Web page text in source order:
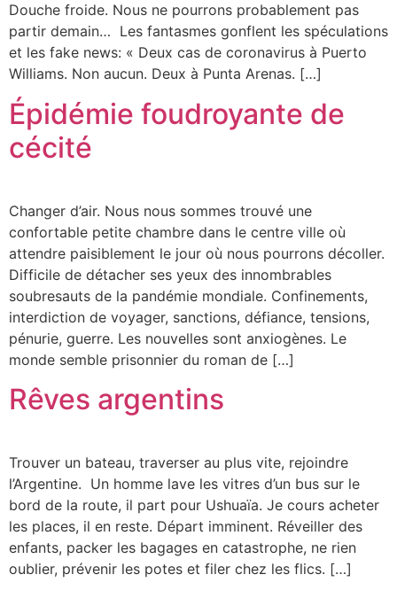
Douche froide. Nous ne pourrons probablement pas
partir demain… Les fantasmes gonflent les spéculations
et les fake news: « Deux cas de coronavirus à Puerto
Williams. Non aucun. Deux à Punta Arenas. […]
Épidémie foudroyante de
cécité
Changer d’air. Nous nous sommes trouvé une
confortable petite chambre dans le centre ville où
attendre paisiblement le jour où nous pourrons décoller.
Difficile de détacher ses yeux des innombrables
soubresauts de la pandémie mondiale. Confinements,
interdiction de voyager, sanctions, défiance, tensions,
pénurie, guerre. Les nouvelles sont anxiogènes. Le
monde semble prisonnier du roman de […]
Rêves argentins
Trouver un bateau, traverser au plus vite, rejoindre
l’Argentine. Un homme lave les vitres d’un bus sur le
bord de la route, il part pour Ushuaïa. Je cours acheter
les places, il en reste. Départ imminent. Réveiller des
enfants, packer les bagages en catastrophe, ne rien
oublier, prévenir les potes et filer chez les flics. […]